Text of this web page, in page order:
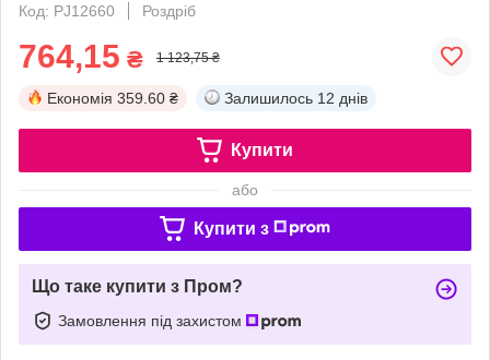
Код: PJ12660
Роздріб
764,15 ₴ 1 123,75 ₴
Економія 359.60 ₴ Залишилось 12 днів
Купити
або
Купити з
Що таке купити з Пром?
Замовлення під захистом